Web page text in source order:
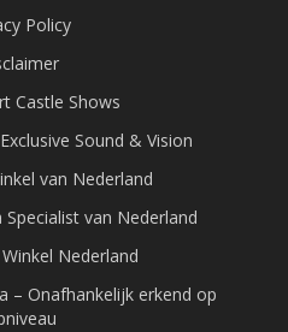
Policy
Castle Shows
Sound & Vision
van Nederland
van Nederland
Nederland
– Onafhankelijk erkend op